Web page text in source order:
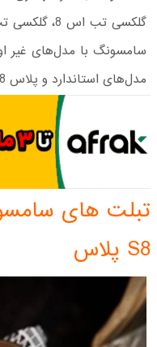
سامسونگ با مدل‌های غیر
مدل‌های استاندارد و پلاس Galaxy Tab S8 را به رقیب مستقیم آيپد ایر تبدیل می‌کند.
S8 پلاس